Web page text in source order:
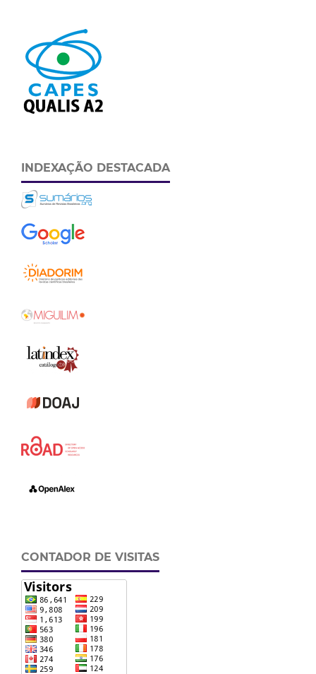
INDEXAÇÃO DESTACADA
CONTADOR DE VISITAS